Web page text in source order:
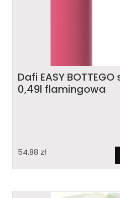
Dafi EASY
0,49l flamingowa
54,88 zł